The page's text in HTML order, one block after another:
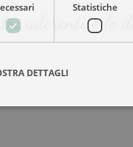
aderenti e le
Statistiche
DETTAGLI